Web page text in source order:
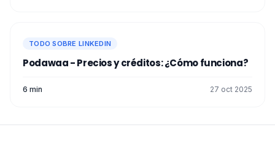
TODO SOBRE LINKEDIN
Podawaa - Precios y créditos: ¿Cómo funciona?
6 min 27 oct 2025